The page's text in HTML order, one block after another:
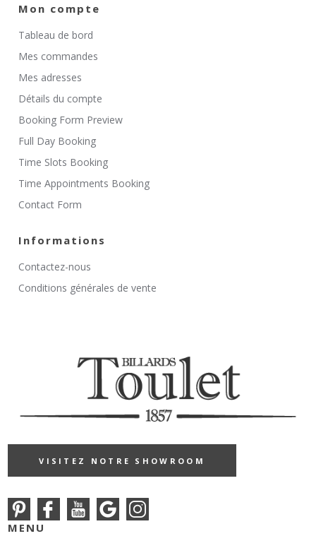
Mon compte
Tableau de bord
Mes commandes
Mes adresses
Détails du compte
Booking Form Preview
Full Day Booking
Time Slots Booking
Time Appointments Booking
Contact Form
Informations
Contactez-nous
Conditions générales de vente
VISITEZ NOTRE SHOWROOM
MENU